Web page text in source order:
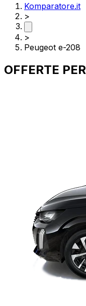
Komparatore.it
>
>
Peugeot e-208
OFFERTE PER